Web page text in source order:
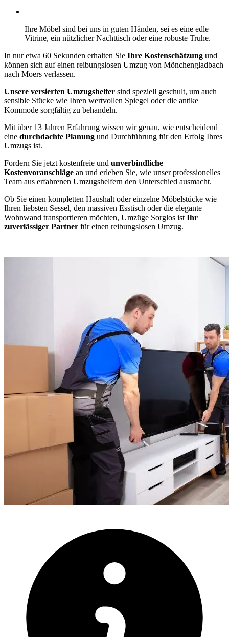
Ihre Möbel sind bei uns in guten Händen, sei es eine edle
Vitrine, ein nützlicher Nachttisch oder eine robuste Truhe.
In nur etwa 60 Sekunden erhalten Sie Ihre Kostenschätzung und
können sich auf einen reibungslosen Umzug von Mönchengladbach
nach Moers verlassen.
Unsere versierten Umzugshelfer sind speziell geschult, um auch
sensible Stücke wie Ihren wertvollen Spiegel oder die antike
Kommode sorgfältig zu behandeln.
Mit über 13 Jahren Erfahrung wissen wir genau, wie entscheidend
eine durchdachte Planung und Durchführung für den Erfolg Ihres
Umzugs ist.
Fordern Sie jetzt kostenfreie und unverbindliche
Kostenvoranschläge an und erleben Sie, wie unser professionelles
Team aus erfahrenen Umzugshelfern den Unterschied ausmacht.
Ob Sie einen kompletten Haushalt oder einzelne Möbelstücke wie
Ihren liebsten Sessel, den massiven Esstisch oder die elegante
Wohnwand transportieren möchten, Umzüge Sorglos ist Ihr
zuverlässiger Partner für einen reibungslosen Umzug.